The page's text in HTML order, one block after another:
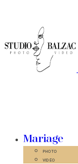
Mariage
PHOTO
VIDÉO